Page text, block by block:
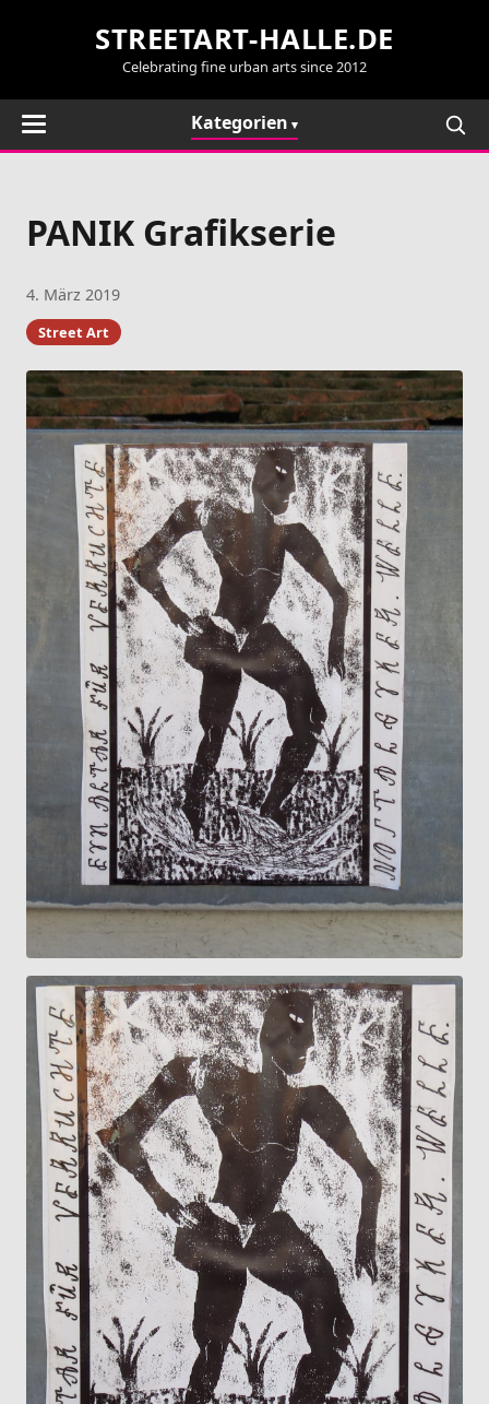
STREETART-HALLE.DE
Celebrating fine urban arts since 2012
Kategorien
PANIK Grafikserie
4. März 2019
Street Art